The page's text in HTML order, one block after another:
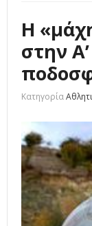
Η
στην
Κατηγορία